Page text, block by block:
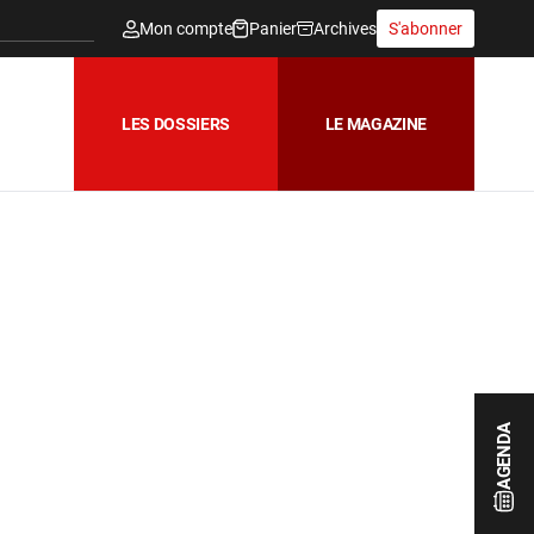
AGENDA
Mon compte Panier Archives S'abonner
LES DOSSIERS LE MAGAZINE